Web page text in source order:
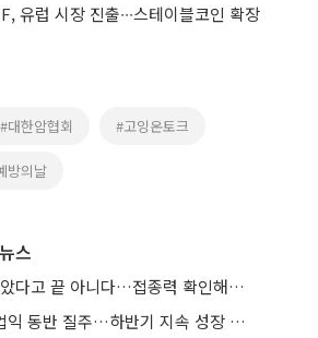
유럽 시장 진출∙∙∙스테이블코인 확장
#대한암협회 #고잉온토크
방의날
스
“폐렴구균 백신, 맞았다고 끝 아니다…접종력 확인해야”
셀트리온, 매출·영업익 동반 질주…하반기 지속 성장 전망에 주목